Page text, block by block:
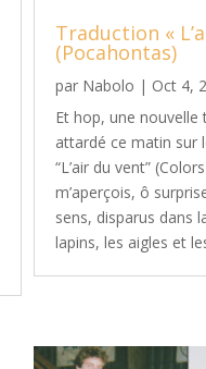
Traduction «
(Pocahontas)
par Nabolo | Oct 4,
Et hop, une nouvelle
attardé ce matin sur
“L’air du vent”
m’aperçois, ô
sens, disparus dans
lapins, les aigles et